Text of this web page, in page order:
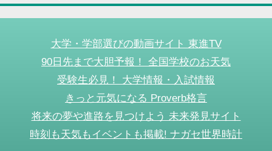
大学・学部選びの動画サイト 東進TV
90日先まで大胆予報！ 全国学校のお天気
受験生必見！ 大学情報・入試情報
きっと元気になる Proverb格言
将来の夢や進路を見つけよう 未来発見サイト
時刻も天気もイベントも掲載! ナガセ世界時計